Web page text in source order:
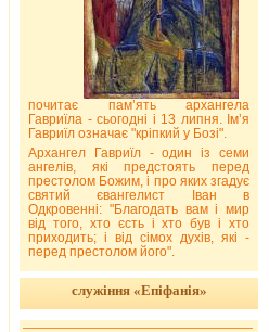
почитає пам’ять архангела
Гавриїла - сьогодні і 13 липня. Ім’я
Гавриїл означає "кріпкий у Бозі".
Архангел Гавриїл - один із семи
ангелів, які предстоять перед
престолом Божим, і про яких згадує
святий євангелист Іван в
Одкровенні: "Благодать вам і мир
від того, хто єсть і хто був і хто
приходить; і від сімох духів, які -
перед престолом його".
служіння «Епіфанія»